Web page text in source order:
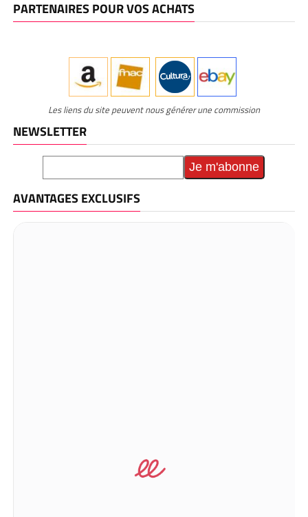
PARTENAIRES POUR VOS ACHATS
Les liens du site peuvent nous générer une commission
NEWSLETTER
AVANTAGES EXCLUSIFS